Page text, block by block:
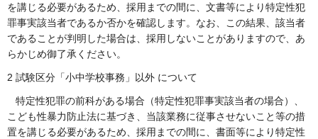
を講じる必要があるため、採用までの間に、文書等により特定性犯
罪事実該当者であるか否かを確認します。なお、この結果、該当者
であることが判明した場合は、採用しないことがありますので、あ
らかじめ御了承ください。
2 試験区分「小中学校事務」以外 について
特定性犯罪の前科がある場合（特定性犯罪事実該当者の場合）、
こども性暴力防止法に基づき、当該業務に従事させないこと等の措
置を講じる必要があるため、採用までの間に、書面等により特定性